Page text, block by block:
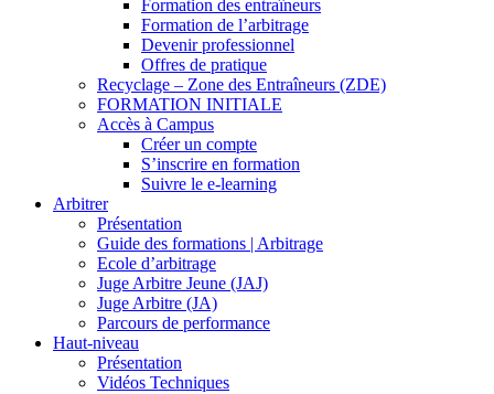
Formation des entraîneurs
Formation de l’arbitrage
Devenir professionnel
Offres de pratique
Recyclage – Zone des Entraîneurs (ZDE)
FORMATION INITIALE
Accès à Campus
Créer un compte
S’inscrire en formation
Suivre le e-learning
Arbitrer
Présentation
Guide des formations | Arbitrage
Ecole d’arbitrage
Juge Arbitre Jeune (JAJ)
Juge Arbitre (JA)
Parcours de performance
Haut-niveau
Présentation
Vidéos Techniques